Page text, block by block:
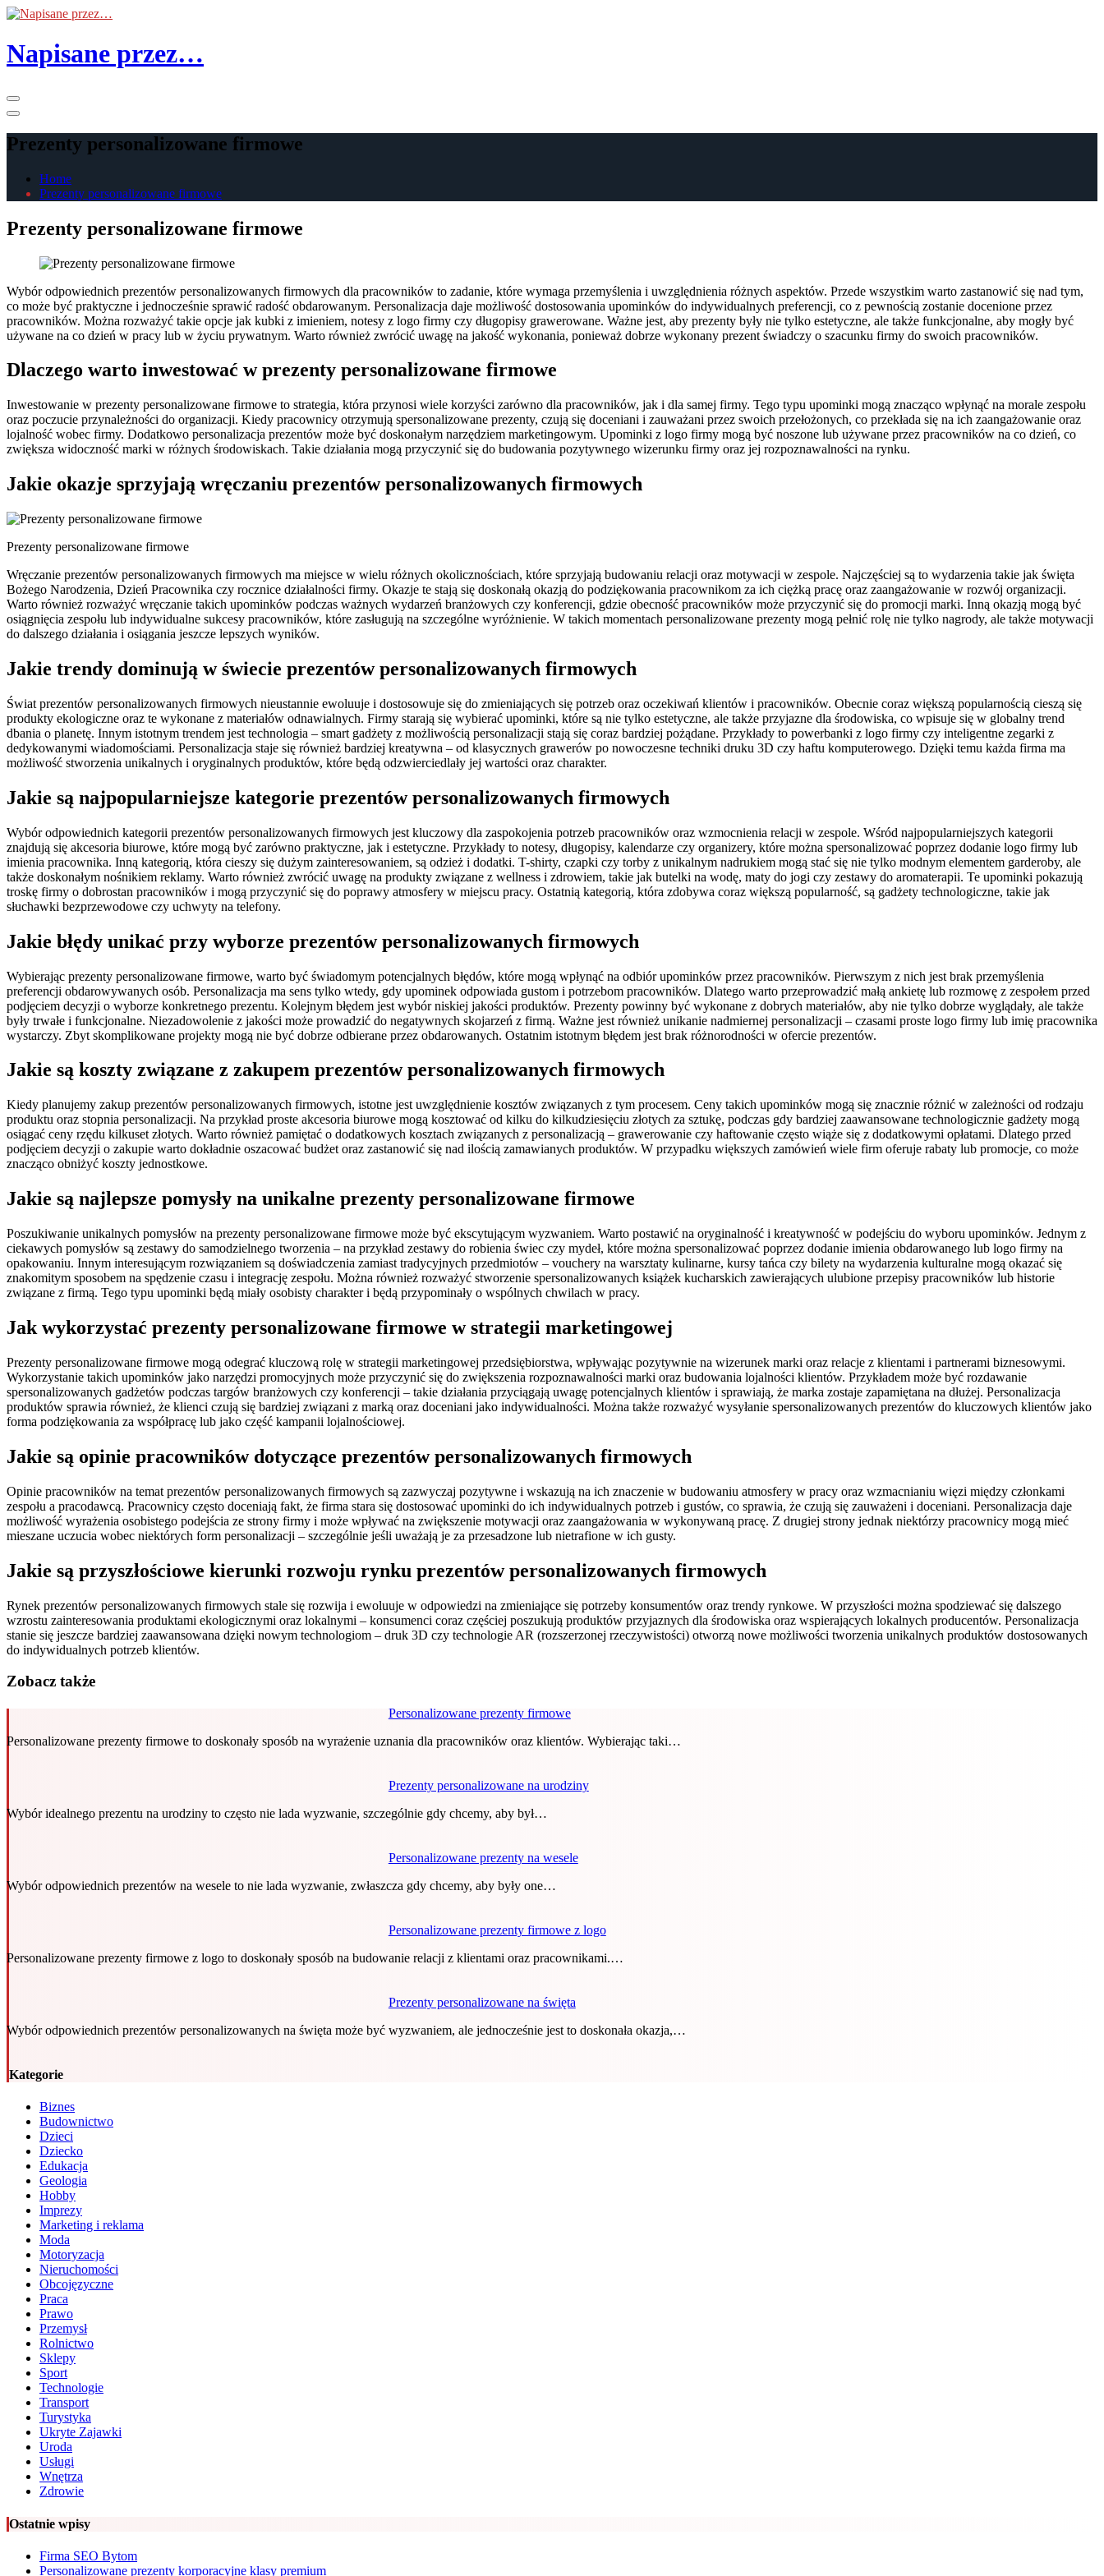
Skip
the
content
Napisane przez…
Prezenty personalizowane firmowe
Home
Prezenty personalizowane firmowe
Prezenty personalizowane firmowe
Wybór odpowiednich prezentów personalizowanych firmowych dla pracowników to zadanie, które wymaga przemyślenia i uwzględnienia różnych aspektów. Przede wszystkim warto zastanowić się nad tym,
co może być praktyczne i jednocześnie sprawić radość obdarowanym. Personalizacja daje możliwość dostosowania upominków do indywidualnych preferencji, co z pewnością zostanie docenione przez
pracowników. Można rozważyć takie opcje jak kubki z imieniem, notesy z logo firmy czy długopisy grawerowane. Ważne jest, aby prezenty były nie tylko estetyczne, ale także funkcjonalne, aby mogły być
używane na co dzień w pracy lub w życiu prywatnym. Warto również zwrócić uwagę na jakość wykonania, ponieważ dobrze wykonany prezent świadczy o szacunku firmy do swoich pracowników.
Dlaczego warto inwestować w prezenty personalizowane firmowe
Inwestowanie w prezenty personalizowane firmowe to strategia, która przynosi wiele korzyści zarówno dla pracowników, jak i dla samej firmy. Tego typu upominki mogą znacząco wpłynąć na morale zespołu
oraz poczucie przynależności do organizacji. Kiedy pracownicy otrzymują spersonalizowane prezenty, czują się doceniani i zauważani przez swoich przełożonych, co przekłada się na ich zaangażowanie oraz
lojalność wobec firmy. Dodatkowo personalizacja prezentów może być doskonałym narzędziem marketingowym. Upominki z logo firmy mogą być noszone lub używane przez pracowników na co dzień, co
zwiększa widoczność marki w różnych środowiskach. Takie działania mogą przyczynić się do budowania pozytywnego wizerunku firmy oraz jej rozpoznawalności na rynku.
Jakie okazje sprzyjają wręczaniu prezentów personalizowanych firmowych
Prezenty personalizowane firmowe
Wręczanie prezentów personalizowanych firmowych ma miejsce w wielu różnych okolicznościach, które sprzyjają budowaniu relacji oraz motywacji w zespole. Najczęściej są to wydarzenia takie jak święta
Bożego Narodzenia, Dzień Pracownika czy rocznice działalności firmy. Okazje te stają się doskonałą okazją do podziękowania pracownikom za ich ciężką pracę oraz zaangażowanie w rozwój organizacji.
Warto również rozważyć wręczanie takich upominków podczas ważnych wydarzeń branżowych czy konferencji, gdzie obecność pracowników może przyczynić się do promocji marki. Inną okazją mogą być
osiągnięcia zespołu lub indywidualne sukcesy pracowników, które zasługują na szczególne wyróżnienie. W takich momentach personalizowane prezenty mogą pełnić rolę nie tylko nagrody, ale także motywacji
do dalszego działania i osiągania jeszcze lepszych wyników.
Jakie trendy dominują w świecie prezentów personalizowanych firmowych
Świat prezentów personalizowanych firmowych nieustannie ewoluuje i dostosowuje się do zmieniających się potrzeb oraz oczekiwań klientów i pracowników. Obecnie coraz większą popularnością cieszą się
produkty ekologiczne oraz te wykonane z materiałów odnawialnych. Firmy starają się wybierać upominki, które są nie tylko estetyczne, ale także przyjazne dla środowiska, co wpisuje się w globalny trend
dbania o planetę. Innym istotnym trendem jest technologia – smart gadżety z możliwością personalizacji stają się coraz bardziej pożądane. Przykłady to powerbanki z logo firmy czy inteligentne zegarki z
dedykowanymi wiadomościami. Personalizacja staje się również bardziej kreatywna – od klasycznych grawerów po nowoczesne techniki druku 3D czy haftu komputerowego. Dzięki temu każda firma ma
możliwość stworzenia unikalnych i oryginalnych produktów, które będą odzwierciedlały jej wartości oraz charakter.
Jakie są najpopularniejsze kategorie prezentów personalizowanych firmowych
Wybór odpowiednich kategorii prezentów personalizowanych firmowych jest kluczowy dla zaspokojenia potrzeb pracowników oraz wzmocnienia relacji w zespole. Wśród najpopularniejszych kategorii
znajdują się akcesoria biurowe, które mogą być zarówno praktyczne, jak i estetyczne. Przykłady to notesy, długopisy, kalendarze czy organizery, które można spersonalizować poprzez dodanie logo firmy lub
imienia pracownika. Inną kategorią, która cieszy się dużym zainteresowaniem, są odzież i dodatki. T-shirty, czapki czy torby z unikalnym nadrukiem mogą stać się nie tylko modnym elementem garderoby, ale
także doskonałym nośnikiem reklamy. Warto również zwrócić uwagę na produkty związane z wellness i zdrowiem, takie jak butelki na wodę, maty do jogi czy zestawy do aromaterapii. Te upominki pokazują
troskę firmy o dobrostan pracowników i mogą przyczynić się do poprawy atmosfery w miejscu pracy. Ostatnią kategorią, która zdobywa coraz większą popularność, są gadżety technologiczne, takie jak
słuchawki bezprzewodowe czy uchwyty na telefony.
Jakie błędy unikać przy wyborze prezentów personalizowanych firmowych
Wybierając prezenty personalizowane firmowe, warto być świadomym potencjalnych błędów, które mogą wpłynąć na odbiór upominków przez pracowników. Pierwszym z nich jest brak przemyślenia
preferencji obdarowywanych osób. Personalizacja ma sens tylko wtedy, gdy upominek odpowiada gustom i potrzebom pracowników. Dlatego warto przeprowadzić małą ankietę lub rozmowę z zespołem przed
podjęciem decyzji o wyborze konkretnego prezentu. Kolejnym błędem jest wybór niskiej jakości produktów. Prezenty powinny być wykonane z dobrych materiałów, aby nie tylko dobrze wyglądały, ale także
były trwałe i funkcjonalne. Niezadowolenie z jakości może prowadzić do negatywnych skojarzeń z firmą. Ważne jest również unikanie nadmiernej personalizacji – czasami proste logo firmy lub imię pracownika
wystarczy. Zbyt skomplikowane projekty mogą nie być dobrze odbierane przez obdarowanych. Ostatnim istotnym błędem jest brak różnorodności w ofercie prezentów.
Jakie są koszty związane z zakupem prezentów personalizowanych firmowych
Kiedy planujemy zakup prezentów personalizowanych firmowych, istotne jest uwzględnienie kosztów związanych z tym procesem. Ceny takich upominków mogą się znacznie różnić w zależności od rodzaju
produktu oraz stopnia personalizacji. Na przykład proste akcesoria biurowe mogą kosztować od kilku do kilkudziesięciu złotych za sztukę, podczas gdy bardziej zaawansowane technologicznie gadżety mogą
osiągać ceny rzędu kilkuset złotych. Warto również pamiętać o dodatkowych kosztach związanych z personalizacją – grawerowanie czy haftowanie często wiąże się z dodatkowymi opłatami. Dlatego przed
podjęciem decyzji o zakupie warto dokładnie oszacować budżet oraz zastanowić się nad ilością zamawianych produktów. W przypadku większych zamówień wiele firm oferuje rabaty lub promocje, co może
znacząco obniżyć koszty jednostkowe.
Jakie są najlepsze pomysły na unikalne prezenty personalizowane firmowe
Poszukiwanie unikalnych pomysłów na prezenty personalizowane firmowe może być ekscytującym wyzwaniem. Warto postawić na oryginalność i kreatywność w podejściu do wyboru upominków. Jednym z
ciekawych pomysłów są zestawy do samodzielnego tworzenia – na przykład zestawy do robienia świec czy mydeł, które można spersonalizować poprzez dodanie imienia obdarowanego lub logo firmy na
opakowaniu. Innym interesującym rozwiązaniem są doświadczenia zamiast tradycyjnych przedmiotów – vouchery na warsztaty kulinarne, kursy tańca czy bilety na wydarzenia kulturalne mogą okazać się
znakomitym sposobem na spędzenie czasu i integrację zespołu. Można również rozważyć stworzenie spersonalizowanych książek kucharskich zawierających ulubione przepisy pracowników lub historie
związane z firmą. Tego typu upominki będą miały osobisty charakter i będą przypominały o wspólnych chwilach w pracy.
Jak wykorzystać prezenty personalizowane firmowe w strategii marketingowej
Prezenty personalizowane firmowe mogą odegrać kluczową rolę w strategii marketingowej przedsiębiorstwa, wpływając pozytywnie na wizerunek marki oraz relacje z klientami i partnerami biznesowymi.
Wykorzystanie takich upominków jako narzędzi promocyjnych może przyczynić się do zwiększenia rozpoznawalności marki oraz budowania lojalności klientów. Przykładem może być rozdawanie
spersonalizowanych gadżetów podczas targów branżowych czy konferencji – takie działania przyciągają uwagę potencjalnych klientów i sprawiają, że marka zostaje zapamiętana na dłużej. Personalizacja
produktów sprawia również, że klienci czują się bardziej związani z marką oraz doceniani jako indywidualności. Można także rozważyć wysyłanie spersonalizowanych prezentów do kluczowych klientów jako
forma podziękowania za współpracę lub jako część kampanii lojalnościowej.
Jakie są opinie pracowników dotyczące prezentów personalizowanych firmowych
Opinie pracowników na temat prezentów personalizowanych firmowych są zazwyczaj pozytywne i wskazują na ich znaczenie w budowaniu atmosfery w pracy oraz wzmacnianiu więzi między członkami
zespołu a pracodawcą. Pracownicy często doceniają fakt, że firma stara się dostosować upominki do ich indywidualnych potrzeb i gustów, co sprawia, że czują się zauważeni i doceniani. Personalizacja daje
możliwość wyrażenia osobistego podejścia ze strony firmy i może wpływać na zwiększenie motywacji oraz zaangażowania w wykonywaną pracę. Z drugiej strony jednak niektórzy pracownicy mogą mieć
mieszane uczucia wobec niektórych form personalizacji – szczególnie jeśli uważają je za przesadzone lub nietrafione w ich gusty.
Jakie są przyszłościowe kierunki rozwoju rynku prezentów personalizowanych firmowych
Rynek prezentów personalizowanych firmowych stale się rozwija i ewoluuje w odpowiedzi na zmieniające się potrzeby konsumentów oraz trendy rynkowe. W przyszłości można spodziewać się dalszego
wzrostu zainteresowania produktami ekologicznymi oraz lokalnymi – konsumenci coraz częściej poszukują produktów przyjaznych dla środowiska oraz wspierających lokalnych producentów. Personalizacja
stanie się jeszcze bardziej zaawansowana dzięki nowym technologiom – druk 3D czy technologie AR (rozszerzonej rzeczywistości) otworzą nowe możliwości tworzenia unikalnych produktów dostosowanych
do indywidualnych potrzeb klientów.
Zobacz także
Personalizowane prezenty firmowe
Personalizowane prezenty firmowe to doskonały sposób na wyrażenie uznania dla pracowników oraz klientów. Wybierając taki…
Prezenty personalizowane na urodziny
Wybór idealnego prezentu na urodziny to często nie lada wyzwanie, szczególnie gdy chcemy, aby był…
Personalizowane prezenty na wesele
Wybór odpowiednich prezentów na wesele to nie lada wyzwanie, zwłaszcza gdy chcemy, aby były one…
Personalizowane prezenty firmowe z logo
Personalizowane prezenty firmowe z logo to doskonały sposób na budowanie relacji z klientami oraz pracownikami.…
Prezenty personalizowane na święta
Wybór odpowiednich prezentów personalizowanych na święta może być wyzwaniem, ale jednocześnie jest to doskonała okazja,…
Kategorie
Biznes
Budownictwo
Dzieci
Dziecko
Edukacja
Geologia
Hobby
Imprezy
Marketing i reklama
Moda
Motoryzacja
Nieruchomości
Obcojęzyczne
Praca
Prawo
Przemysł
Rolnictwo
Sklepy
Sport
Technologie
Transport
Turystyka
Ukryte Zajawki
Uroda
Usługi
Wnętrza
Zdrowie
Ostatnie wpisy
Firma SEO Bytom
Personalizowane prezenty korporacyjne klasy premium